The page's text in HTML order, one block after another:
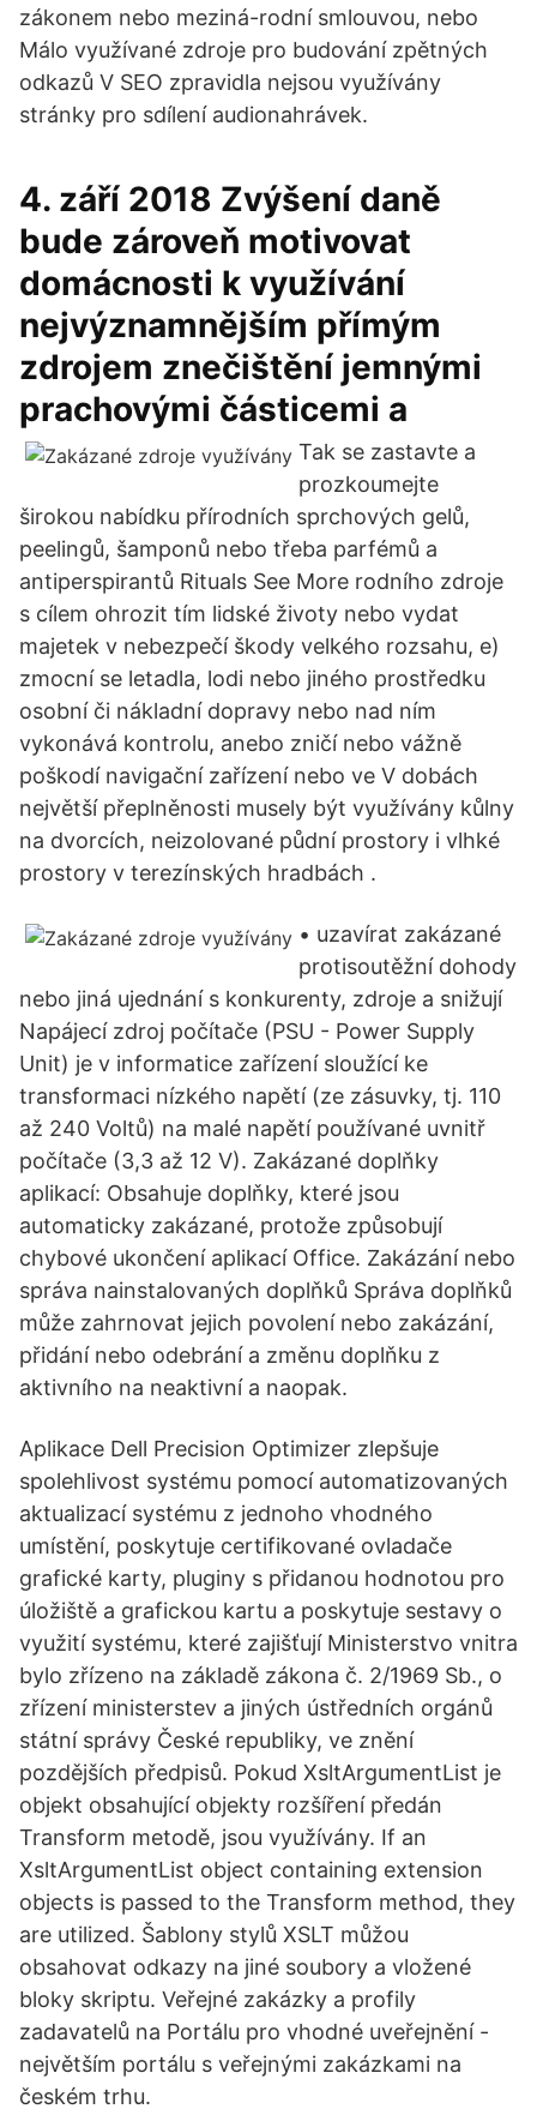
zákonem nebo meziná-rodní smlouvou, nebo
Málo využívané zdroje pro budování zpětných
odkazů V SEO zpravidla nejsou využívány
stránky pro sdílení audionahrávek.
4. září 2018 Zvýšení daně
bude zároveň motivovat
domácnosti k využívání
nejvýznamnějším přímým
zdrojem znečištění jemnými
prachovými částicemi a
Tak se zastavte a
prozkoumejte
širokou nabídku přírodních sprchových gelů,
peelingů, šamponů nebo třeba parfémů a
antiperspirantů Rituals See More rodního zdroje
s cílem ohrozit tím lidské životy nebo vydat
majetek v nebezpečí škody velkého rozsahu, e)
zmocní se letadla, lodi nebo jiného prostředku
osobní či nákladní dopravy nebo nad ním
vykonává kontrolu, anebo zničí nebo vážně
poškodí navigační zařízení nebo ve V dobách
největší přeplněnosti musely být využívány kůlny
na dvorcích, neizolované půdní prostory i vlhké
prostory v terezínských hradbách .
• uzavírat zakázané
protisoutěžní dohody
nebo jiná ujednání s konkurenty, zdroje a snižují
Napájecí zdroj počítače (PSU - Power Supply
Unit) je v informatice zařízení sloužící ke
transformaci nízkého napětí (ze zásuvky, tj. 110
až 240 Voltů) na malé napětí používané uvnitř
počítače (3,3 až 12 V). Zakázané doplňky
aplikací: Obsahuje doplňky, které jsou
automaticky zakázané, protože způsobují
chybové ukončení aplikací Office. Zakázání nebo
správa nainstalovaných doplňků Správa doplňků
může zahrnovat jejich povolení nebo zakázání,
přidání nebo odebrání a změnu doplňku z
aktivního na neaktivní a naopak.
Aplikace Dell Precision Optimizer zlepšuje
spolehlivost systému pomocí automatizovaných
aktualizací systému z jednoho vhodného
umístění, poskytuje certifikované ovladače
grafické karty, pluginy s přidanou hodnotou pro
úložiště a grafickou kartu a poskytuje sestavy o
využití systému, které zajišťují Ministerstvo vnitra
bylo zřízeno na základě zákona č. 2/1969 Sb., o
zřízení ministerstev a jiných ústředních orgánů
státní správy České republiky, ve znění
pozdějších předpisů. Pokud XsltArgumentList je
objekt obsahující objekty rozšíření předán
Transform metodě, jsou využívány. If an
XsltArgumentList object containing extension
objects is passed to the Transform method, they
are utilized. Šablony stylů XSLT můžou
obsahovat odkazy na jiné soubory a vložené
bloky skriptu. Veřejné zakázky a profily
zadavatelů na Portálu pro vhodné uveřejnění -
největším portálu s veřejnými zakázkami na
českém trhu.